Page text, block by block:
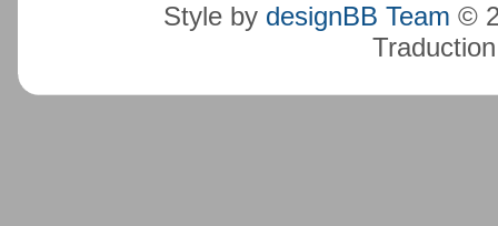
Style by designBB Team ©